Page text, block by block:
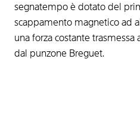
segnatempo è dotato del
scappamento magnetico ad
una forza costante trasmessa
dal punzone Breguet.